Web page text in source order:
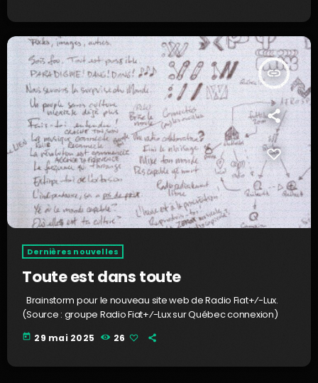
insert_link
Dernières nouvelles
Toute est dans toute
Brainstorm pour le nouveau site web de Radio Fiat+⁄-Lux.
(Source : groupe Radio Fiat+⁄-Lux sur Québec connexion)
today 29 mai 2025 26